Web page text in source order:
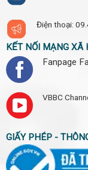
Điện thoại:
KẾT NỐI MẠNG XÃ
Fanpage
VBBC
GIẤY PHÉP -